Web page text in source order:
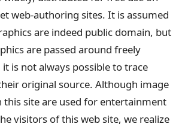
web-authoring sites. It is assumed
are indeed public domain, but
are passed around freely
is not always possible to trace
original source. Although image
this site are used for entertainment
visitors of this web site, we realize